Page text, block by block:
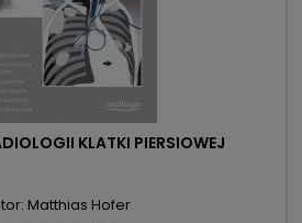
KLATKI PIERSIOWEJ
Matthias Hofer